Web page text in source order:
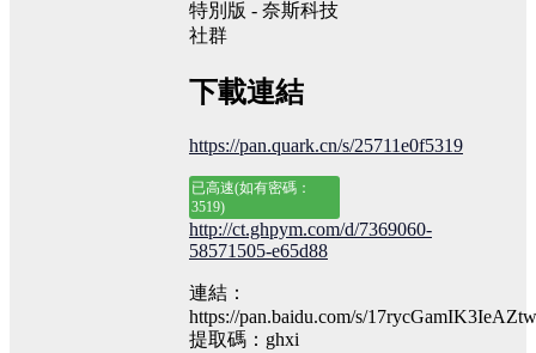
下載連結
https://pan.quark.cn/s/25711e0f5319
已高速(如有密碼：
3519)
http://ct.ghpym.com/d/7369060-
58571505-e65d88
連結：
https://pan.baidu.com/s/
提取碼：ghxi